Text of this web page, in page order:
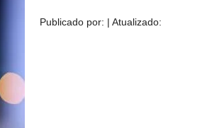
Publicado por: | Atualizado: